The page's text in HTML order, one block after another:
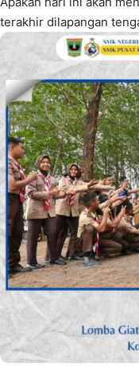
terakhir dilapangan